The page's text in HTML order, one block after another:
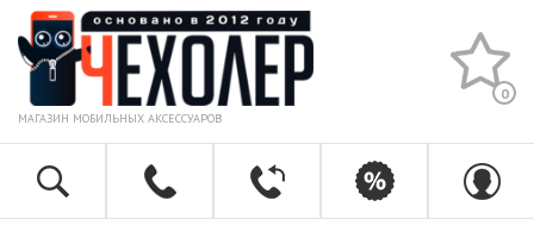
МАГАЗИН МОБИЛЬНЫХ АКСЕССУАРОВ
0